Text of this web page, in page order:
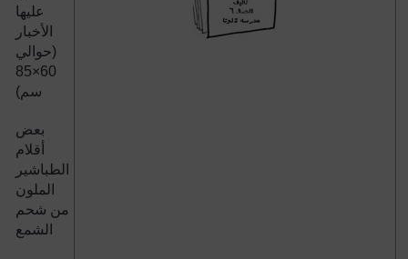
عليها
الأخبار
(حوالي
60
×
85
سم)
بعض
أقلام
الطباشير
الملون
من شحم
الشمع